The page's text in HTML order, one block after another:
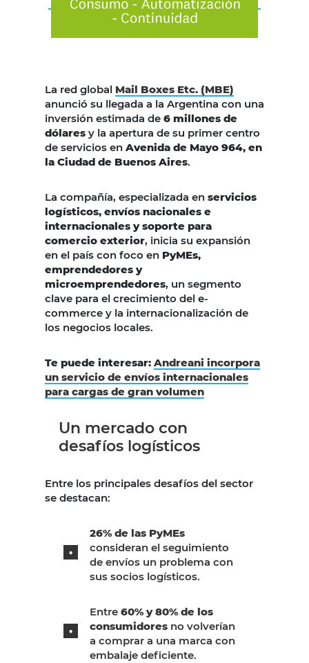
La red global Mail Boxes Etc. (MBE)
anunció su llegada a la Argentina con una
inversión estimada de 6 millones de
dólares y la apertura de su primer centro
de servicios en Avenida de Mayo 964, en
la Ciudad de Buenos Aires.
La compañía, especializada en servicios
logísticos, envíos nacionales e
internacionales y soporte para
comercio exterior, inicia su expansión
en el país con foco en PyMEs,
emprendedores y
microemprendedores, un segmento
clave para el crecimiento del e-
commerce y la internacionalización de
los negocios locales.
Te puede interesar: Andreani incorpora
un servicio de envíos internacionales
para cargas de gran volumen
Un mercado con
desafíos logísticos
Entre los principales desafíos del sector
se destacan:
26% de las PyMEs
consideran el seguimiento
de envíos un problema con
sus socios logísticos.
Entre 60% y 80% de los
consumidores no volverían
a comprar a una marca con
embalaje deficiente.